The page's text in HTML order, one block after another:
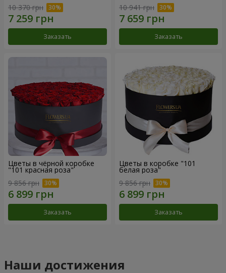
10 370 грн
Заказать
10 941 грн
Заказать
Цветы в чёрной коробке
"101 красная роза"
9 856 грн
Заказать
Цветы в коробке "101
белая роза"
9 856 грн
Заказать
Наши достижения